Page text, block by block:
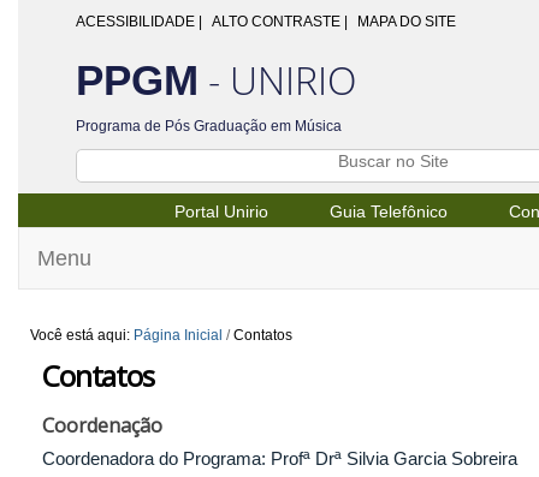
ACESSIBILIDADE ALTO CONTRASTE | MAPA DO SITE
PPGM - UNIRIO
Programa de Pós Graduação em Música
Portal Unirio Guia Telefônico
Menu
Você está aqui: Página Inicial /Contatos
Contatos
Coordenação
Coordenadora do Programa: Profª Drª Silvia Garcia Sobreira